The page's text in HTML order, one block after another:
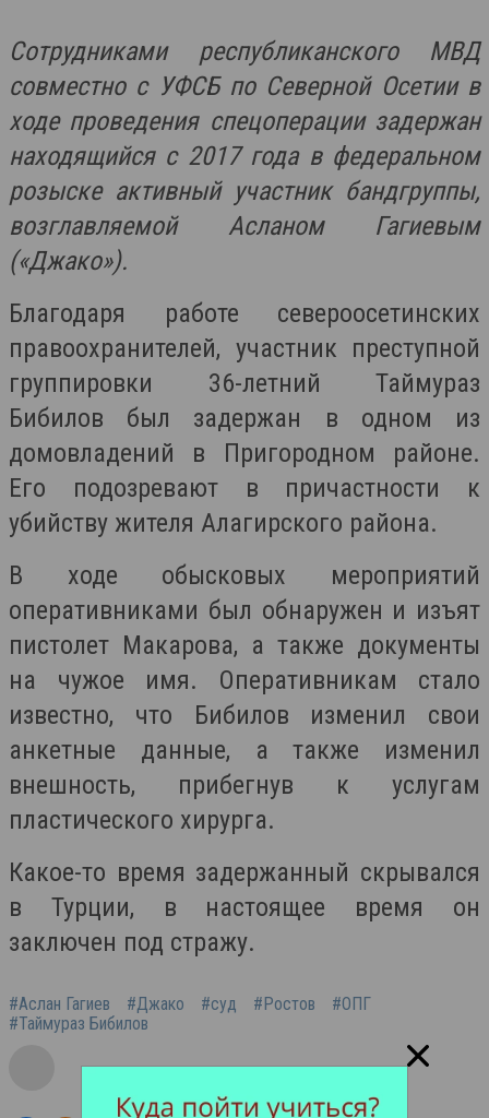
Сотрудниками республиканского МВД
совместно с УФСБ по Северной Осетии в
ходе проведения спецоперации задержан
находящийся с 2017 года в федеральном
розыске активный участник бандгруппы,
возглавляемой Асланом Гагиевым
(«Джако»).
Благодаря работе североосетинских
правоохранителей, участник преступной
группировки 36-летний Таймураз
Бибилов был задержан в одном из
домовладений в Пригородном районе.
Его подозревают в причастности к
убийству жителя Алагирского района.
В ходе обысковых мероприятий
оперативниками был обнаружен и изъят
пистолет Макарова, а также документы
на чужое имя. Оперативникам стало
известно, что Бибилов изменил свои
анкетные данные, а также изменил
внешность, прибегнув к услугам
пластического хирурга.
Какое-то время задержанный скрывался
в Турции, в настоящее время он
заключен под стражу.
#Аслан Гагиев #Джако #суд #Ростов
#ОПГ
#Таймураз Бибилов